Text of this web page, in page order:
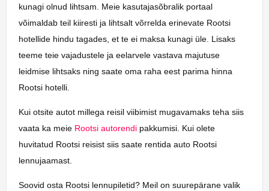
kunagi olnud lihtsam. Meie kasutajasõbralik portaal
võimaldab teil kiiresti ja lihtsalt võrrelda erinevate Rootsi
hotellide hindu tagades, et te ei maksa kunagi üle. Lisaks
teeme teie vajadustele ja eelarvele vastava majutuse
leidmise lihtsaks ning saate oma raha eest parima hinna
Rootsi hotelli.
Kui otsite autot millega reisil viibimist mugavamaks teha siis
vaata ka meie Rootsi autorendi pakkumisi. Kui olete
huvitatud Rootsi reisist siis saate rentida auto Rootsi
lennujaamast.
Soovid osta Rootsi lennupiletid? Meil on suurepärane valik